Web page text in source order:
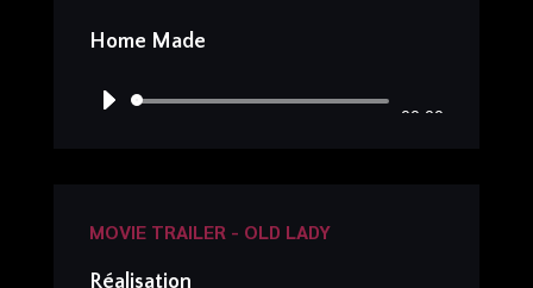
Home Made
Lecteur
00:00
MOVIE TRAILER - OLD LADY
Réalisation